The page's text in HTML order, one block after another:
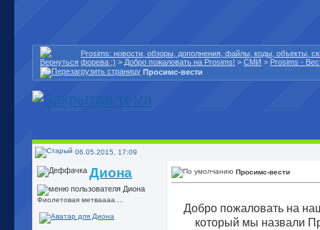
Prosims: новости, обзоры, дополнения, файлы, коды, объекты,
форева ;) > Добро пожаловать на Prosims! > СМИ > Prosims -
Просимс-вести
06.05.2015, 17:09
Диона
Фиолетовая метваааа....
Просимс-вести
Добро пожаловать на
который мы назвали